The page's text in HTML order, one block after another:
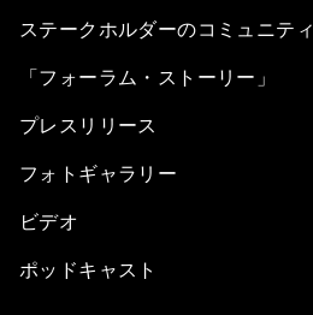
ステークホルダーのコミュニティ
「フォーラム・ストーリー」
プレスリリース
フォトギャラリー
ビデオ
ポッドキャスト